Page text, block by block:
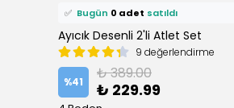
✅ Bugün 0 adet satıldı
Ayıcık Desenli 2'li Atlet Set
9 değerlendirme
%41 ₺ 389.00
₺ 229.99